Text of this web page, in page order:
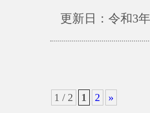
更新日：令和3
1 / 2 1 2 »